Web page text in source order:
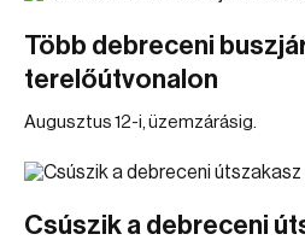
Több debreceni
terelőútvonalon
Augusztus 12-i, üzemzárásig.
Csúszik a debreceni